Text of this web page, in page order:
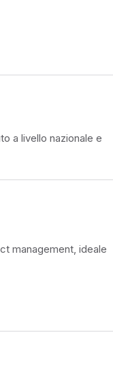
a livello nazionale e
management, ideale